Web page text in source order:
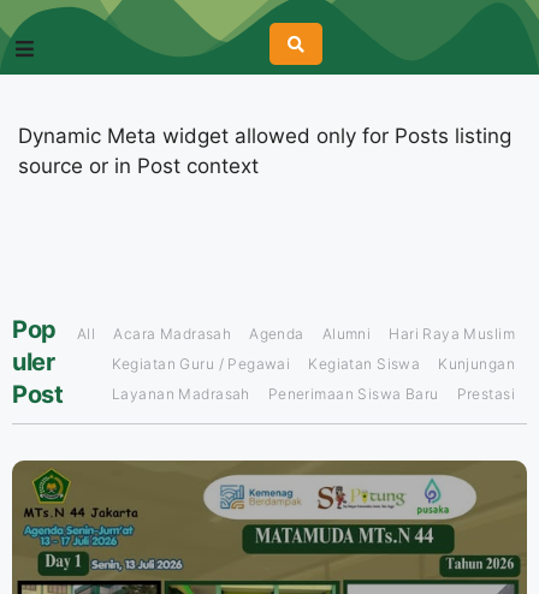
Dynamic Meta widget allowed only for Posts listing
source or in Post context
Pop
uler
Post
All Acara Madrasah Agenda Alumni
Hari Raya Muslim
Kegiatan Guru / Pegawai
Kegiatan Siswa
Kunjungan
Layanan Madrasah
Penerimaan Siswa Baru Prestasi